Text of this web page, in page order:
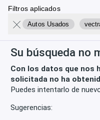
Filtros aplicados
Autos Usados
Su búsqueda no
Con los datos que nos
solicitada no ha
Puedes intentarlo de
Sugerencias: